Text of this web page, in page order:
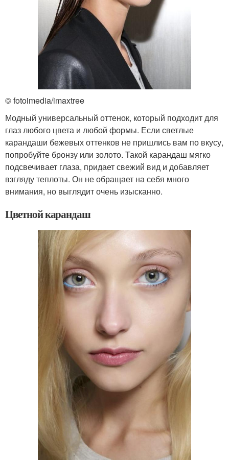
© fotoimedia/imaxtree
Модный универсальный оттенок, который подходит для
глаз любого цвета и любой формы. Если светлые
карандаши бежевых оттенков не пришлись вам по вкусу,
попробуйте бронзу или золото. Такой карандаш мягко
подсвечивает глаза, придает свежий вид и добавляет
взгляду теплоты. Он не обращает на себя много
внимания, но выглядит очень изысканно.
Цветной карандаш